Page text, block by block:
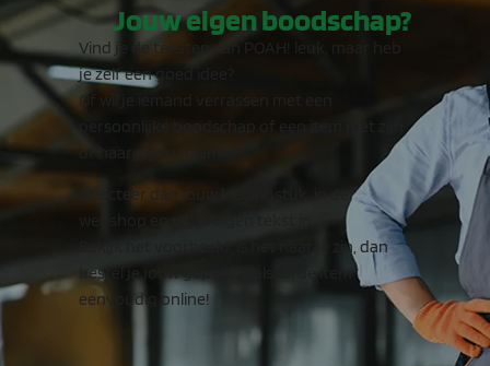
Jouw eigen boodschap?
Vind je de teksten van POAH! leuk, maar heb
je zelf een goed idee?
persoonlijke boodschap of een item met zijn
of haar eigen naam?
Selecteer dan jouw kledingstuk in de
Bekijk het voorbeeld, is het naar je zin, dan
bestel je jouw gepersonalseerde item
eenvoudig online!